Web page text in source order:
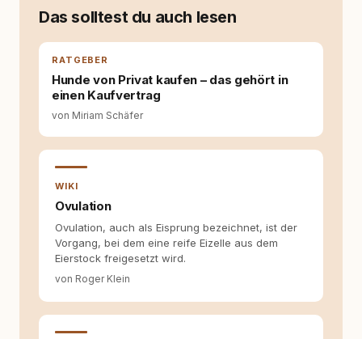
moderner Hundeerziehung
entsteht echte Bindung dort, wo Verständnis
Wissen ersetzt – nicht umgekehrt. Aus dieser
Entwicklung entstand rundum.dog – ein
Wissens- und Serviceportal für
Hundehalter:innen in Deutschland, Österreich
und der Schweiz. Meine Überzeugung:
Tierschutz beginnt mit Wissen. Wer seinen
Hund versteht, trifft bessere Entscheidungen –
für ein Zusammenleben, das beiden guttut.
Das solltest du auch lesen
RATGEBER
Hunde von Privat kaufen – das gehört in
einen Kaufvertrag
von Miriam Schäfer
WIKI
Ovulation
Ovulation, auch als Eisprung bezeichnet, ist der
Vorgang, bei dem eine reife Eizelle aus dem
Eierstock freigesetzt wird.
von Roger Klein